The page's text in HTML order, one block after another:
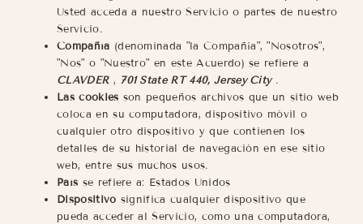
Usted acceda a nuestro Servicio o partes de nuestro
Servicio.
Compañía (denominada "la Compañía", "Nosotros",
"Nos" o "Nuestro" en este Acuerdo) se refiere a
CLAVDER, 701 State RT 440, Jersey City.
Las cookies son pequeños archivos que un sitio web
coloca en su computadora, dispositivo móvil o
cualquier otro dispositivo y que contienen los
detalles de su historial de navegación en ese sitio
web, entre sus muchos usos.
País se refiere a: Estados Unidos
Dispositivo significa cualquier dispositivo que
pueda acceder al Servicio, como una computadora,